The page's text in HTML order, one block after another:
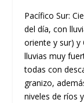
Pacífico Sur:
del día, con
oriente y sur) y
lluvias muy
todas con
granizo,
niveles de ríos